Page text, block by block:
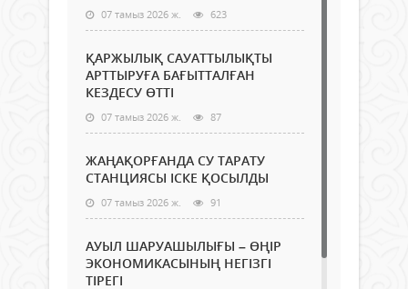
07 тамыз 2026 ж. 623
ҚАРЖЫЛЫҚ САУАТТЫЛЫҚТЫ
АРТТЫРУҒА БАҒЫТТАЛҒАН
КЕЗДЕСУ ӨТТІ
07 тамыз 2026 ж. 87
ЖАҢАҚОРҒАНДА СУ ТАРАТУ
СТАНЦИЯСЫ ІСКЕ ҚОСЫЛДЫ
07 тамыз 2026 ж. 91
АУЫЛ ШАРУАШЫЛЫҒЫ – ӨҢІР
ЭКОНОМИКАСЫНЫҢ НЕГІЗГІ
ТІРЕГІ